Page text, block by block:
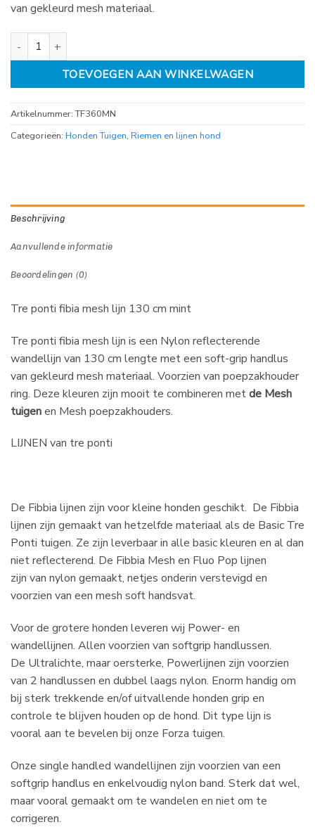
van gekleurd mesh materiaal.
Tre ponti fibia mesh lijn 130 cm mint aantal
TOEVOEGEN AAN WINKELWAGEN
Artikelnummer:TF360MN
Categorieën: Honden Tuigen, Riemen en lijnen hond
Beschrijving
Aanvullende informatie
Beoordelingen (0)
Tre ponti fibia mesh lijn 130 cm mint
Tre ponti fibia mesh lijn is een Nylon reflecterende
wandellijn van 130 cm lengte met een soft-grip handlus
van gekleurd mesh materiaal. Voorzien van poepzakhouder
ring. Deze kleuren zijn mooit te combineren metde Mesh
tuigenen Mesh poepzakhouders.
LIJNEN van tre ponti
De Fibbia lijnen zijn voor kleine honden geschikt. De Fibbia
lijnen zijn gemaakt van hetzelfde materiaal als de Basic Tre
Ponti tuigen. Ze zijn leverbaar in alle basic kleuren en al dan
niet reflecterend. De Fibbia Mesh en Fluo Pop lijnen
zijn van nylon gemaakt, netjes onderin verstevigd en
voorzien van een mesh soft handsvat.
Voor de grotere honden leveren wij Power- en
wandellijnen. Allen voorzien van softgrip handlussen.
De Ultralichte, maar oersterke, Powerlijnen zijn voorzien
van 2 handlussen en dubbel laags nylon. Enorm handig om
bij sterk trekkende en/of uitvallende honden grip en
controle te blijven houden op de hond. Dit type lijn is
vooral aan te bevelen bij onze Forza tuigen.
Onze single handled wandellijnen zijn voorzien van een
softgrip handlus en enkelvoudig nylon band. Sterk dat wel,
maar vooral gemaakt om te wandelen en niet om te
corrigeren.